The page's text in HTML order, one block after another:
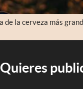
la cerveza más